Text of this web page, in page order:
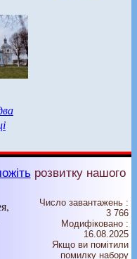
розвитку нашого
Число завантажень :
3 766
Модифіковано :
16.08.2025
Якщо ви помітили
помилку набору